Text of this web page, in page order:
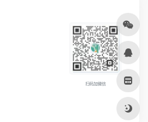
扫码加微信